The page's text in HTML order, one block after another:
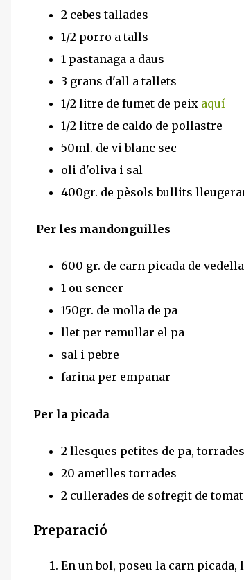
2 cebes tallades
1/2 porro a talls
1 pastanaga a daus
3 grans d'all a tallets
1/2 litre de fumet de peix aquí
1/2 litre de caldo de pollastre
50ml. de vi blanc sec
oli d'oliva i sal
400gr. de pèsols bullits
Per les mandonguilles
600 gr. de carn picada de
1 ou sencer
150gr. de molla de pa
llet per remullar el pa
sal i pebre
farina per empanar
Per la picada
2 llesques petites de pa, torrades
20 ametlles torrades
2 cullerades de sofregit de
Preparació
En un bol, poseu la carn